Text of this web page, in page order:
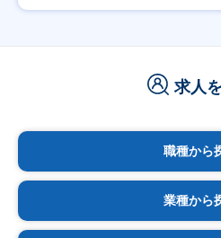
求人
職種から
業種から